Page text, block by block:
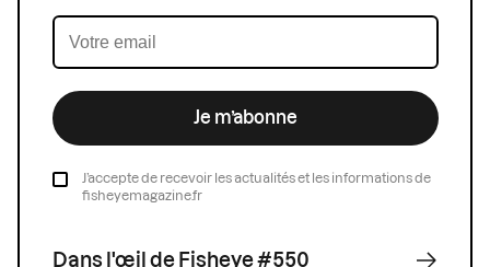
Je m’abonne
J’accepte de recevoir les actualités et les informations de
fisheyemagazine.fr
Dans l'œil de Fisheye #550